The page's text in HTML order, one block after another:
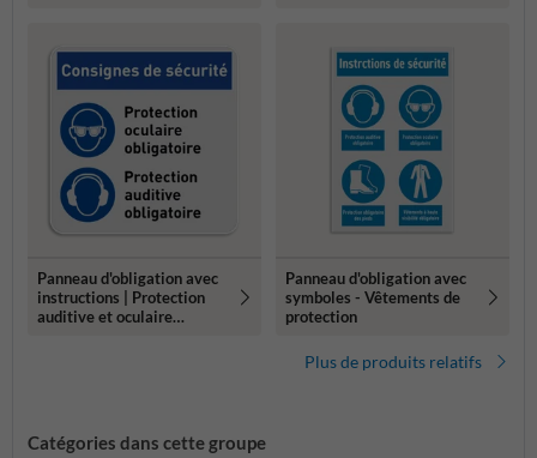
Panneau d'obligation avec
instructions | Protection
auditive et oculaire
Panneau d'obligation avec
symboles - Vêtements de
protection
Plus de produits relatifs
Catégories dans cette groupe